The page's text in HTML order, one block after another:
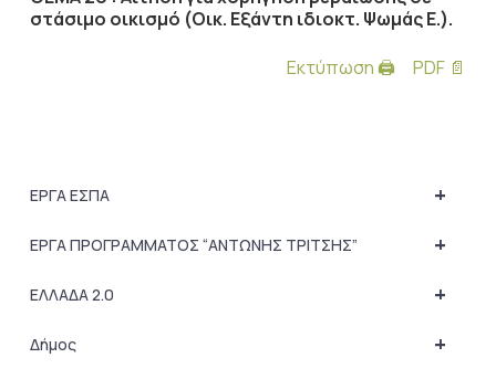
στάσιμο οικισμό (Οικ. Εξάντη ιδιοκτ. Ψωμάς Ε.).
Εκτύπωση 🖨
PDF 📄
+
ΕΡΓΑ ΕΣΠΑ
+
ΕΡΓΑ ΠΡΟΓΡΑΜΜΑΤΟΣ “ΑΝΤΩΝΗΣ ΤΡΙΤΣΗΣ”
+
ΕΛΛΑΔΑ 2.0
+
Δήμος